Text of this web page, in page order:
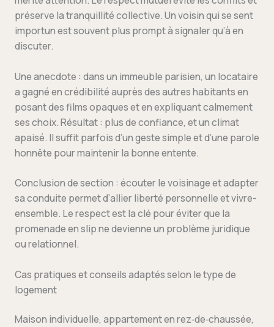
préserve la tranquillité collective. Un voisin qui se sent
importun est souvent plus prompt à signaler qu’à en
discuter.
Une anecdote : dans un immeuble parisien, un locataire
a gagné en crédibilité auprès des autres habitants en
posant des films opaques et en expliquant calmement
ses choix. Résultat : plus de confiance, et un climat
apaisé. Il suffit parfois d’un geste simple et d’une parole
honnête pour maintenir la bonne entente.
Conclusion de section : écouter le voisinage et adapter
sa conduite permet d’allier liberté personnelle et vivre-
ensemble. Le respect est la clé pour éviter que la
promenade en slip ne devienne un problème juridique
ou relationnel.
Cas pratiques et conseils adaptés selon le type de
logement
Maison individuelle, appartement en rez‑de‑chaussée,